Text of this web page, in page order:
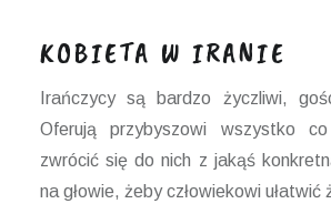
KOBIETA W IRANIE
Irańczycy są bardzo życzliwi,
Oferują przybyszowi wszystko
zwrócić się do nich z jakąś
na głowie, żeby człowiekowi ułatwić